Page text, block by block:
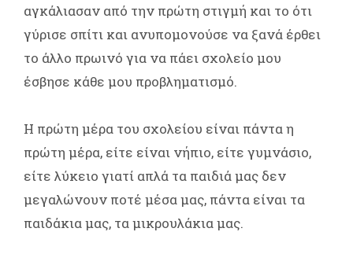
αγκάλιασαν από την πρώτη στιγμή και το ότι
γύρισε σπίτι και ανυπομονούσε να ξανά έρθει
το άλλο πρωινό για να πάει σχολείο μου
έσβησε κάθε μου προβληματισμό.
Η πρώτη μέρα του σχολείου είναι πάντα η
πρώτη μέρα, είτε είναι νήπιο, είτε γυμνάσιο,
είτε λύκειο γιατί απλά τα παιδιά μας δεν
μεγαλώνουν ποτέ μέσα μας, πάντα είναι τα
παιδάκια μας, τα μικρουλάκια μας.